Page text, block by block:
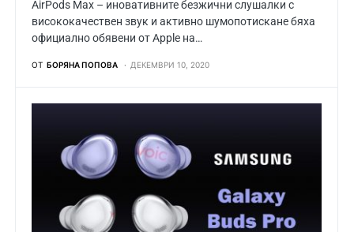
AirPods Max – иновативните безжични слушалки с
висококачествен звук и активно шумопотискане бяха
официално обявени от Apple на…
ОТ БОРЯНА ПОПОВА ДЕКЕМВРИ 10, 2020